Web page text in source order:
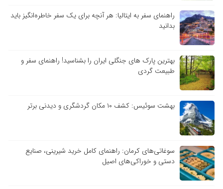
راهنمای سفر به ایتالیا: هر آنچه برای یک سفر خاطره‌انگیز باید
بدانید
بهترین پارک های جنگلی ایران را بشناسید! راهنمای سفر و
طبیعت گردی
بهشت سوئیس: کشف ۱۰ مکان گردشگری و دیدنی برتر
سوغاتی‌های کرمان: راهنمای کامل خرید شیرینی، صنایع
دستی و خوراکی‌های اصیل